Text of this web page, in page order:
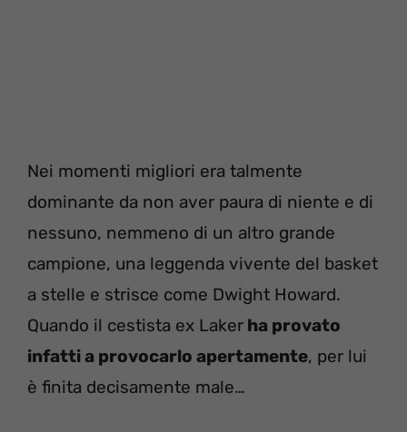
Nei momenti migliori era talmente
dominante da non aver paura di niente e di
nessuno, nemmeno di un altro grande
campione, una leggenda vivente del basket
a stelle e strisce come Dwight Howard.
Quando il cestista ex Laker ha provato
infatti a provocarlo apertamente, per lui
è finita decisamente male…